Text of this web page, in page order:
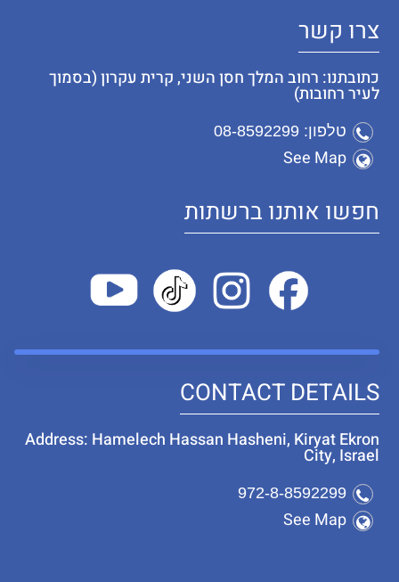
צרו קשר
כתובתנו: רחוב המלך חסן השני, קרית עקרון (בסמוך
לעיר רחובות)
טלפון: 08-8592299
See Map
חפשו אותנו ברשתות
CONTACT DETAILS
Address: Hamelech Hassan Hasheni, Kiryat Ekron
City, Israel
972-8-8592299
See Map